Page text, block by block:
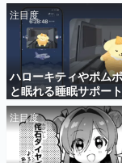
ど。多
事をま
ゲー
名作
聞き
きます
赫本
この物
の形を
注目度
ハローキティやポム
と眠れる睡眠サポー
『ゆめたび』が配信
ごとのASMRや目覚
ムも搭載
注目度